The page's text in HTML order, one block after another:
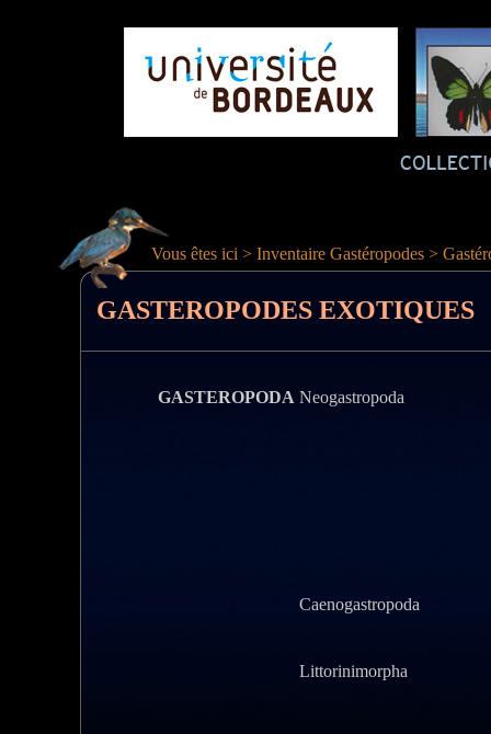
GASTEROPODES EXOTIQUES
Vous êtes ici > Inventaire Gastéropodes >
GASTEROPODA Neogastropoda
Caenogastropoda
Littorinimorpha